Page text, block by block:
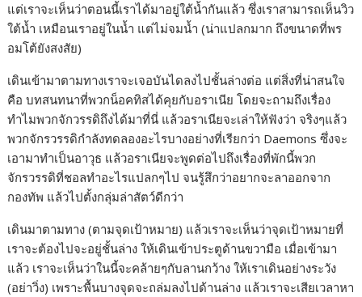
แต่เราจะเห็นว่าตอนนี้เราได้มาอยู่ใต้น้ำกันแล้ว ซึ่งเราสามารถเห็นวิว
ใต้น้ำ เหมือนเราอยู่ในน้ำ แต่ไม่จมน้ำ (น่าแปลกมาก ถึงขนาดที่พร
อมโต้ยังสงสัย)
เดินเข้ามาตามทางเราจะเจอบันไดลงไปชั้นล่างต่อ แต่สิ่งที่น่าสนใจ
คือ บทสนทนาที่พวกน็อคทิสได้คุยกับอราเนีย โดยจะถามถึงเรื่อง
ทำไมพวกจักวรรดิถึงได้มาที่นี่ แล้วอราเนียจะเล่าให้ฟังว่า จริงๆแล้ว
พวกจักรวรรดิกำลังทดลองอะไรบางอย่างที่เรียกว่า Daemons ซึ่งจะ
เอามาทำเป็นอาวุธ แล้วอราเนียจะพูดต่อไปถึงเรื่องที่พักนี้พวก
จักรวรรดิที่ชอลทำอะไรแปลกๆไป จนรู้สึกว่าอยากจะลาออกจาก
กองทัพ แล้วไปตั้งกลุ่มล่าสัตว์ดีกว่า
เดินมาตามทาง (ตามจุดเป้าหมาย) แล้วเราจะเห็นว่าจุดเป้าหมายที่
เราจะต้องไปจะอยู่ชั้นล่าง ให้เดินเข้าประตูด้านขวามือ เมื่อเข้ามา
แล้ว เราจะเห็นว่าในนี้จะคล้ายๆกับลานกว้าง ให้เราเดินอย่างระวัง
(อย่าวิ่ง) เพราะพื้นบางจุดจะถล่มลงไปด้านล่าง แล้วเราจะเสียเวลาหา